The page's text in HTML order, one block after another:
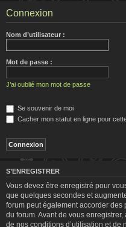
Connexion
Nom d’utilisateur :
Mot de passe :
J’ai oublié mon mot de passe
Se souvenir de moi
Cacher mon statut en ligne pour
S’ENREGISTRER
Vous devez être enregistré pour
que quelques secondes et
forum peut également accorder
du forum. Avant de vous
de nos conditions d’utilisation et de